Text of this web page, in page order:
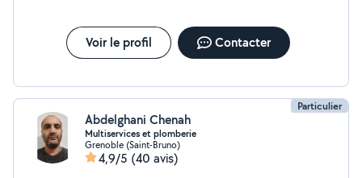
Voir le profil Contacter
Particulier
Abdelghani Chenah
Multiservices et plomberie
Grenoble (Saint-Bruno)
4,9/5 (40 avis)